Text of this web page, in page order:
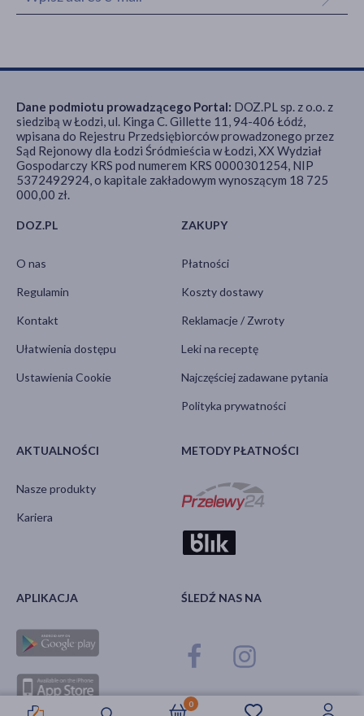
0
DOZ.PL
O nas
Regulamin
Kontakt
Ułatwienia dostępu
Ustawienia Cookie
ZAKUPY
Płatności
Koszty dostawy
Reklamacje / Zwroty
Leki na receptę
Najczęściej zadawane pytania
Polityka prywatności
AKTUALNOŚCI
Nasze produkty
Kariera
METODY PŁATNOŚCI
APLIKACJA ŚLEDŹ NAS NA
Dane podmiotu prowadzącego Portal: DOZ.PL sp. z o.o. z
siedzibą w Łodzi, ul. Kinga C. Gillette 11, 94-406 Łódź,
wpisana do Rejestru Przedsiębiorców prowadzonego przez
Sąd Rejonowy dla Łodzi Śródmieścia w Łodzi, XX Wydział
Gospodarczy KRS pod numerem KRS 0000301254, NIP
5372492924, o kapitale zakładowym wynoszącym 18 725
000,00 zł.